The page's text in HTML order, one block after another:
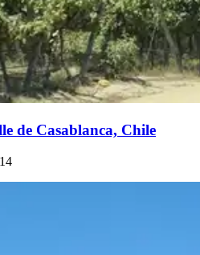
de Casablanca, Chile